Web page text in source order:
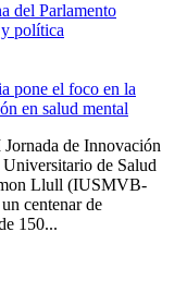
del Parlamento
política
pone el foco en la
en salud mental
de Innovación
de Salud
Llull (IUSMVB-
centenar de
150...